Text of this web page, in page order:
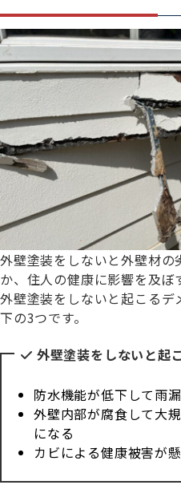
外壁塗装をしないと外壁材の
か、住人の健康に影響を及ぼ
外壁塗装をしないと起こるデ
下の3つです。
外壁塗装をしないと起
防水機能が低下して雨
外壁内部が腐食して大
になる
カビによる健康被害が